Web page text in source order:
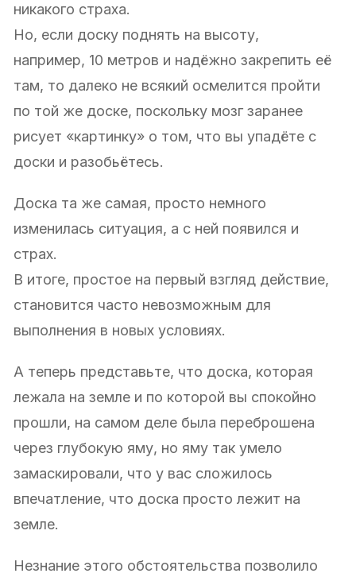
никакого страха.
Но, если доску поднять на высоту,
например, 10 метров и надёжно закрепить её
там, то далеко не всякий осмелится пройти
по той же доске, поскольку мозг заранее
рисует «картинку» о том, что вы упадёте с
доски и разобьётесь.
Доска та же самая, просто немного
изменилась ситуация, а с ней появился и
страх.
В итоге, простое на первый взгляд действие,
становится часто невозможным для
выполнения в новых условиях.
А теперь представьте, что доска, которая
лежала на земле и по которой вы спокойно
прошли, на самом деле была переброшена
через глубокую яму, но яму так умело
замаскировали, что у вас сложилось
впечатление, что доска просто лежит на
земле.
Незнание этого обстоятельства позволило